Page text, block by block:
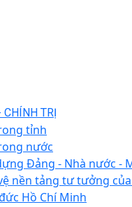
CHÍNH TRỊ
tỉnh
nước
Đảng - Nhà nước -
nền tảng tư tưởng
Hồ Chí Minh